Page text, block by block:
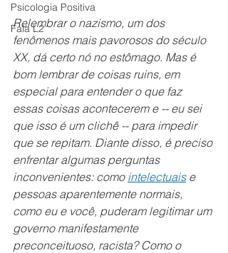
Psicologia Positiva
Fala L2
Relembrar o nazismo, um dos
fenômenos mais pavorosos do século
XX, dá certo nó no estômago. Mas é
bom lembrar de coisas ruins, em
especial para entender o que faz
essas coisas acontecerem e -- eu sei
que isso é um clichê -- para impedir
que se repitam. Diante disso, é preciso
enfrentar algumas perguntas
inconvenientes: como intelectuais e
pessoas aparentemente normais,
como eu e você, puderam legitimar um
governo manifestamente
preconceituoso, racista? Como o